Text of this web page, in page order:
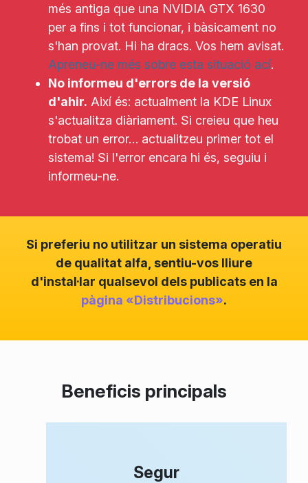
més antiga que una NVIDIA GTX 1630
per a fins i tot funcionar, i bàsicament no
s'han provat. Hi ha dracs. Vos hem avisat.
Apreneu-ne més sobre esta situació ací.
No informeu d'errors de la versió
d'ahir. Així és: actualment la KDE Linux
s'actualitza diàriament. Si creieu que heu
trobat un error… actualitzeu primer tot el
sistema! Si l'error encara hi és, seguiu i
informeu-ne.
Si preferiu no utilitzar un sistema operatiu
de qualitat alfa, sentiu-vos lliure
d'instal·lar qualsevol dels publicats en la
pàgina «Distribucions».
Beneficis principals
Segur